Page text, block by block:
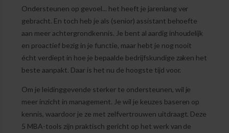
Ondersteunen op gevoel... het heeft je jarenlang ver
gebracht. En toch heb je als (senior) assistant behoefte
aan meer achtergrondkennis. Je bent al aardig inhoudelijk
en proactief bezig in je functie, maar hebt je nog nooit
écht verdiept in hoe je bepaalde bedrijfskundige zaken het
beste aanpakt. Daar is het nu de hoogste tijd voor.
Om je leidinggevende sterker te ondersteunen, wil je
meer inzicht in management. Je wil je keuzes baseren op
kennis, waardoor je ze met zelfvertrouwen uitdraagt. Deze
5 MBA-tools zijn praktisch gericht op het werk van de